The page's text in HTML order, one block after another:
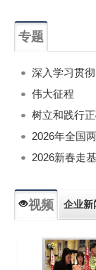
专题
深入学习贯
伟大征程
树立和践行
2026年全国
2026新春走
视频 企业新